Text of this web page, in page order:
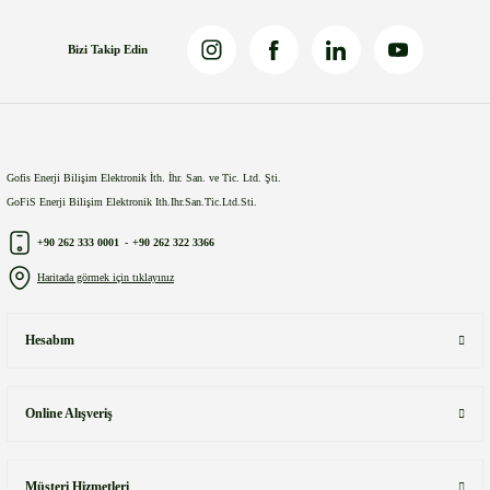
Bizi Takip Edin
Gofis Enerji Bilişim Elektronik İth. İhr. San. ve Tic. Ltd. Şti.
GoFiS Enerji Bilişim Elektronik Ith.Ihr.San.Tic.Ltd.Sti.
+90 262 333 0001 - +90 262 322 3366
Haritada görmek için tıklayınız
Hesabım
Online Alışveriş
Müşteri Hizmetleri